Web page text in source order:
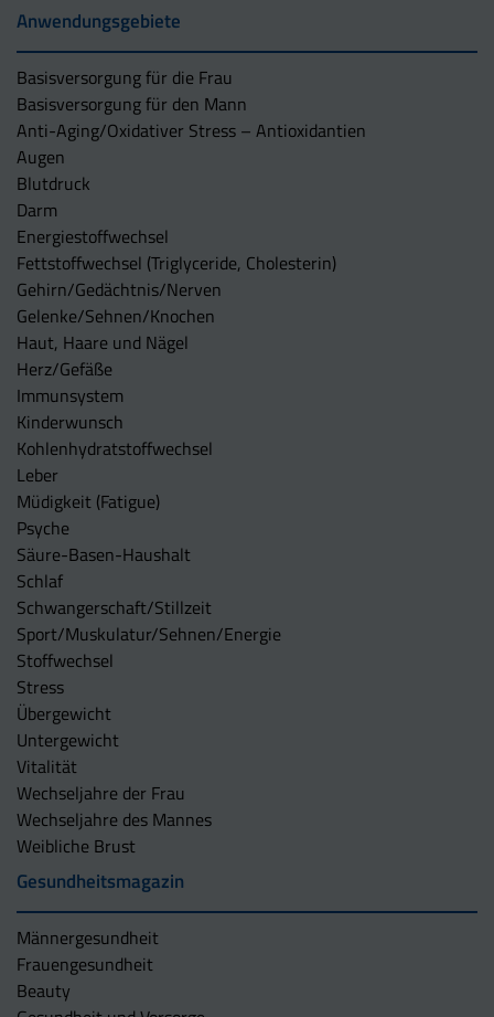
Anwendungsgebiete
Basisversorgung für die Frau
Basisversorgung für den Mann
Anti-Aging/Oxidativer Stress – Antioxidantien
Augen
Blutdruck
Darm
Energiestoffwechsel
Fettstoffwechsel (Triglyceride, Cholesterin)
Gehirn/Gedächtnis/Nerven
Gelenke/Sehnen/Knochen
Haut, Haare und Nägel
Herz/Gefäße
Immunsystem
Kinderwunsch
Kohlenhydratstoffwechsel
Leber
Müdigkeit (Fatigue)
Psyche
Säure-Basen-Haushalt
Schlaf
Schwangerschaft/Stillzeit
Sport/Muskulatur/Sehnen/Energie
Stoffwechsel
Stress
Übergewicht
Untergewicht
Vitalität
Wechseljahre der Frau
Wechseljahre des Mannes
Weibliche Brust
Gesundheitsmagazin
Männergesundheit
Frauengesundheit
Beauty